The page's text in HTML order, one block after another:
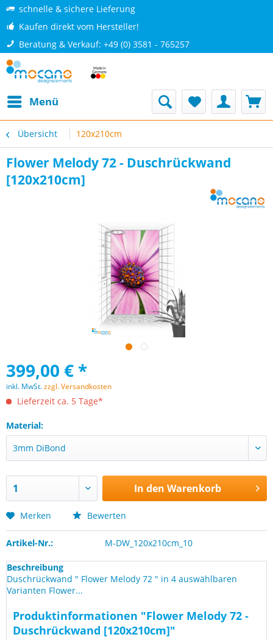
schnelle & sichere Lieferung
Kaufen direkt vom Hersteller!
Beratung & Verkauf: +49 (0) 3581 - 765257
Menü
Übersicht 120x210cm
Flower Melody 72 - Duschrückwand
[120x210cm]
399,00 € *
inkl. MwSt.zzgl. Versandkosten
Lieferzeit ca. 5 Tage*
Material:
In den Warenkorb
Merken Bewerten
Artikel-Nr.: M-DW_120x210cm_10
Beschreibung
Duschrückwand " Flower Melody 72 " in 4 auswählbaren
Varianten Flower...
Produktinformationen "Flower Melody 72 -
Duschrückwand [120x210cm]"